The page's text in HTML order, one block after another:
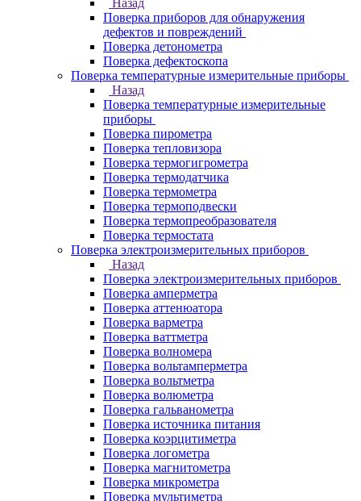
Назад
Поверка приборов для обнаружения
дефектов и повреждений
Поверка детонометра
Поверка дефектоскопа
Поверка температурные измерительные приборы
Назад
Поверка температурные измерительные
приборы
Поверка пирометра
Поверка тепловизора
Поверка термогигрометра
Поверка термодатчика
Поверка термометра
Поверка термоподвески
Поверка термопреобразователя
Поверка термостата
Поверка электроизмерительных приборов
Назад
Поверка электроизмерительных приборов
Поверка амперметра
Поверка аттенюатора
Поверка варметра
Поверка ваттметра
Поверка волномера
Поверка вольтамперметра
Поверка вольтметра
Поверка волюметра
Поверка гальванометра
Поверка источника питания
Поверка коэрцитиметра
Поверка логометра
Поверка магнитометра
Поверка микрометра
Поверка мультиметра